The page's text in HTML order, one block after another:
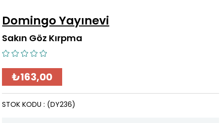
Domingo Yayınevi
Sakın Göz Kırpma
₺163,00
(DY236)
STOK KODU